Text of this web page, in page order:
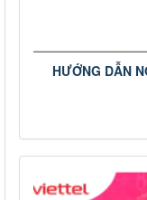
HƯỚNG DẪN